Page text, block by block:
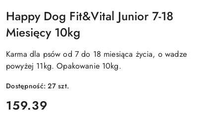
Happy Dog Fit&Vital Junior 7-18
Miesięcy 10kg
Karma dla psów od 7 do 18 miesiąca życia, o wadze
powyżej 11kg. Opakowanie 10kg.
Dostępność:27szt.
cena:
159.39